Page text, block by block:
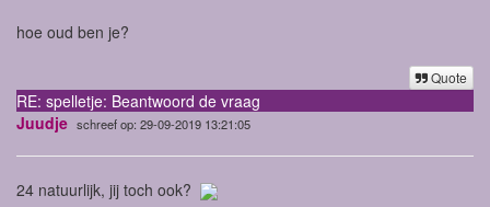
hoe oud ben je?
Quote
RE: spelletje: Beantwoord de vraag
Juudje schreef op: 29-09-2019 13:21:05
24 natuurlijk, jij toch ook?